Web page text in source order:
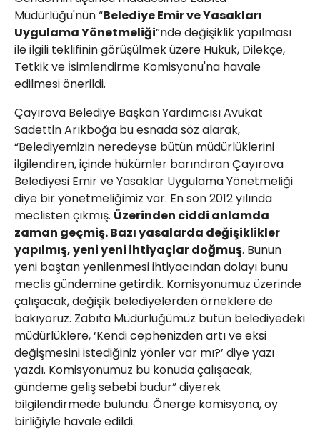
Müdürlüğü'nün “Belediye Emir ve Yasakları
Uygulama Yönetmeliği”nde değişiklik yapılması
ile ilgili teklifinin görüşülmek üzere Hukuk, Dilekçe,
Tetkik ve İsimlendirme Komisyonu'na havale
edilmesi önerildi.
Çayırova Belediye Başkan Yardımcısı Avukat
Sadettin Arıkboğa bu esnada söz alarak,
“Belediyemizin neredeyse bütün müdürlüklerini
ilgilendiren, içinde hükümler barındıran Çayırova
Belediyesi Emir ve Yasaklar Uygulama Yönetmeliği
diye bir yönetmeliğimiz var. En son 2012 yılında
meclisten çıkmış. Üzerinden ciddi anlamda
zaman geçmiş. Bazı yasalarda değişiklikler
yapılmış, yeni yeni ihtiyaçlar doğmuş. Bunun
yeni baştan yenilenmesi ihtiyacından dolayı bunu
meclis gündemine getirdik. Komisyonumuz üzerinde
çalışacak, değişik belediyelerden örneklere de
bakıyoruz. Zabıta Müdürlüğümüz bütün belediyedeki
müdürlüklere, ‘Kendi cephenizden artı ve eksi
değişmesini istediğiniz yönler var mı?’ diye yazı
yazdı. Komisyonumuz bu konuda çalışacak,
gündeme geliş sebebi budur” diyerek
bilgilendirmede bulundu. Önerge komisyona, oy
birliğiyle havale edildi.